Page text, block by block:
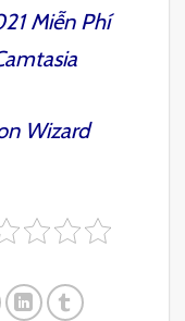
Miễn Phí
Wizard